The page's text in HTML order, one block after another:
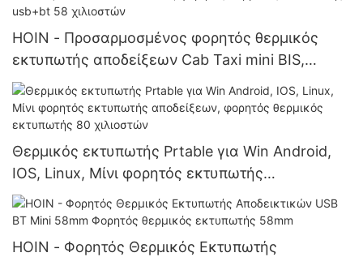
HOIN - Προσαρμοσμένος φορητός θερμικός
εκτυπωτής αποδείξεων Cab Taxi mini BIS,
φορητός θερμικός εκτυπωτής usb+bt 58
χιλιοστών
Θερμικός εκτυπωτής Prtable για Win Android,
IOS, Linux, Μίνι φορητός εκτυπωτής
αποδείξεων, φορητός θερμικός εκτυπωτής 80
χιλιοστών
HOIN - Φορητός Θερμικός Εκτυπωτής